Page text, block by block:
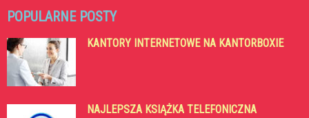
POPULARNE POSTY
KANTORY INTERNETOWE NA KANTORBOXIE
NAJLEPSZA KSIĄŻKA TELEFONICZNA